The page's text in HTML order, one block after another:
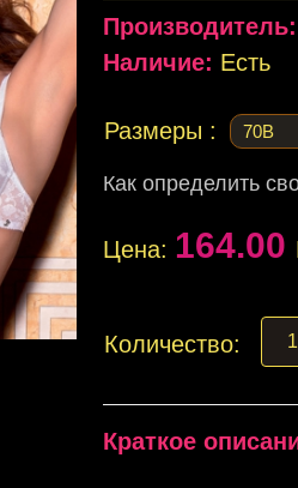
Производитель:
Наличие: Есть
Размеры :
Как определить
Цена: 164.00
Количество:
Краткое